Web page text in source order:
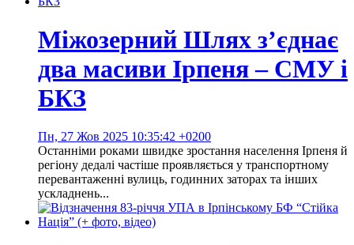
Міжозерний Шлях з’єднає
два масиви Ірпеня – СМУ і
БКЗ
Пн, 27 Жов 2025 10:35:42 +0200
Останніми роками швидке зростання населення Ірпеня й
регіону дедалі частіше проявляється у транспортному
перевантаженні вулиць, годинних заторах та інших
ускладнень...